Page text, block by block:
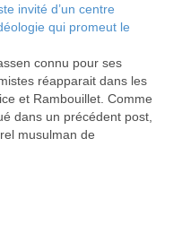
invité d’un centre
qui promeut le
connu pour ses
réapparait dans les
et Rambouillet. Comme
dans un précédent post,
musulman de
a invité en 2015 et
Ben Hassen qui s’est